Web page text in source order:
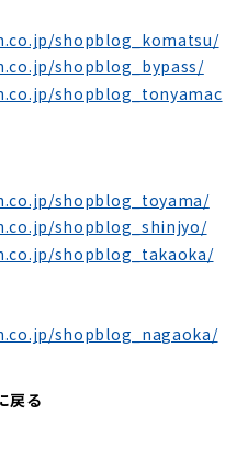
shopblog_komatsu/
shopblog_bypass/
shopblog_tonyamac
shopblog_toyama/
shopblog_shinjyo/
shopblog_takaoka/
shopblog_nagaoka/
戻る